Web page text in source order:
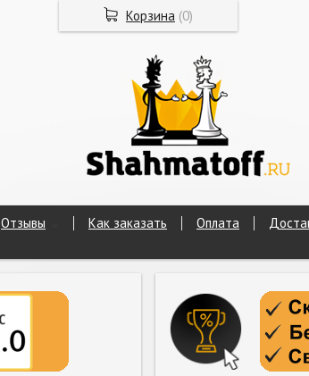
Отзывы Как заказать Оплата
Корзина (0)